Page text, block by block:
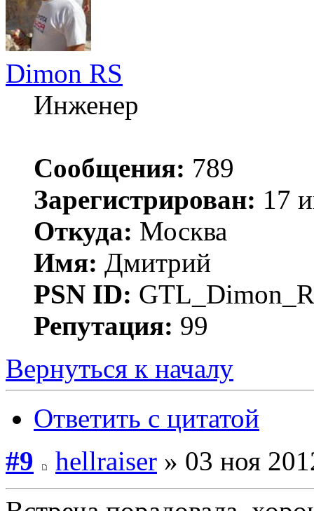
Dimon RS
Инженер
Сообщения: 789
Зарегистрирован: 17
Откуда: Москва
Имя: Дмитрий
PSN ID:
Репутация: 99
Вернуться к началу
Ответить с цитатой
#9
hellraiser » 03 ноя